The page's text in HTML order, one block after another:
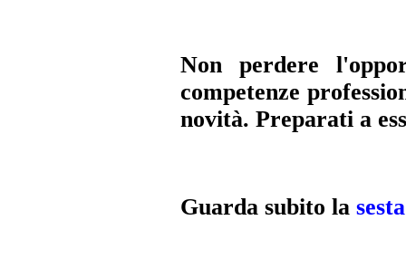
Non perdere
competenze
novità. Preparati a
Guarda subito la